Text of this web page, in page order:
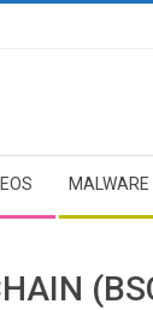
MALWARE